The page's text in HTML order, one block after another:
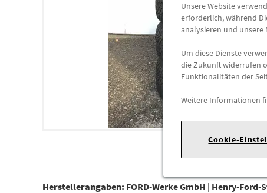
Herstellerangaben: FORD-Werke GmbH | Henry-Ford-
Unsere Website
erforderlich, während
analysieren und
Um diese Dienste
die Zukunft widerrufen
Funktionalitäten der
Weitere Informationen
Cookie-